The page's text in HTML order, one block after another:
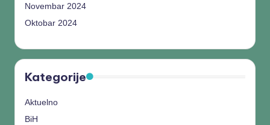
Novembar 2024
Oktobar 2024
Kategorije
Aktuelno
BiH